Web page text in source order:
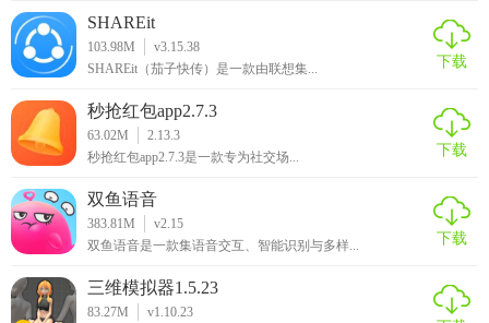
SHAREit
103.98M
v3.15.38
SHAREit（茄子快传）是一款由联想集...
下载
秒抢红包app2.7.3
63.02M
2.13.3
秒抢红包app2.7.3是一款专为社交场...
下载
双鱼语音
383.81M
v2.15
双鱼语音是一款集语音交互、智能识别与多样...
下载
三维模拟器1.5.23
83.27M
v1.10.23